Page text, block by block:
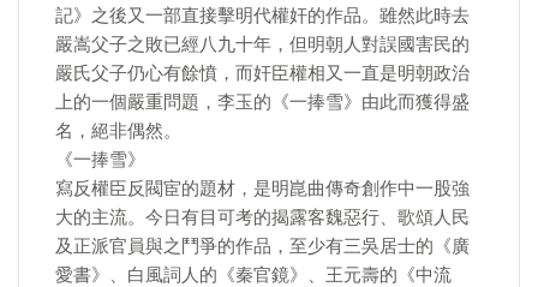
記》之後又一部直接擊明代權奸的作品。雖然此時去
嚴嵩父子之敗已經八九十年，但明朝人對誤國害民的
嚴氏父子仍心有餘憤，而奸臣權相又一直是明朝政治
上的一個嚴重問題，李玉的《一捧雪》由此而獲得盛
名，絕非偶然。
《一捧雪》
寫反權臣反閥宦的題材，是明崑曲傳奇創作中一股強
大的主流。今日有目可考的揭露客魏惡行、歌頌人民
及正派官員與之鬥爭的作品，至少有三吳居士的《廣
愛書》、白風詞人的《秦官鏡》、王元壽的《中流